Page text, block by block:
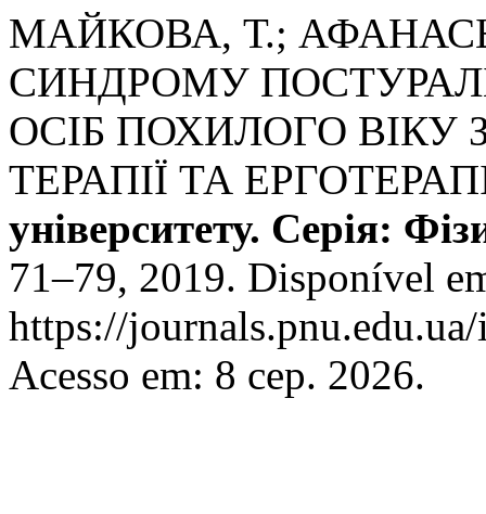
МАЙКОВА, Т.;
СИНДРОМУ
ОСІБ ПОХИЛОГО ВІКУ
ТЕРАПІЇ ТА
університету. Серія:
71–79, 2019. Disponível
https://
Acesso em: 8 сер. 2026.